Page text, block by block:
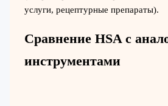
услуги, рецептурные препараты).
Сравнение HSA с
инструментами